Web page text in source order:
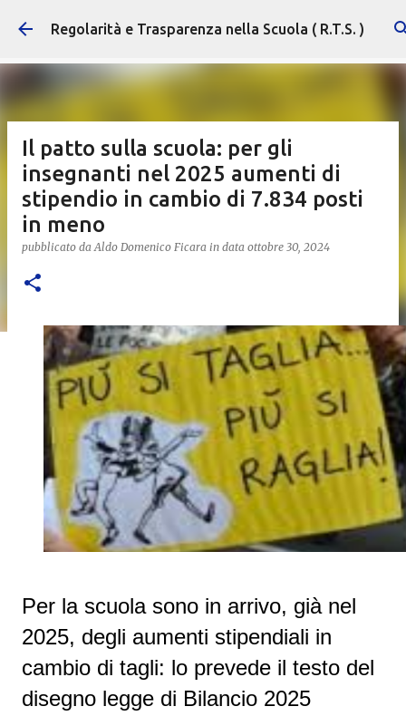
Passa ai contenuti principali
Regolarità e Trasparenza nella Scuola ( R.T.S. )
Il patto sulla scuola: per gli
insegnanti nel 2025 aumenti di
stipendio in cambio di 7.834 posti
in meno
pubblicato daAldo Domenico Ficara in data ottobre 30, 2024
Per la scuola sono in arrivo, già nel
2025, degli aumenti stipendiali in
cambio di tagli: lo prevede il testo del
disegno legge di Bilancio 2025